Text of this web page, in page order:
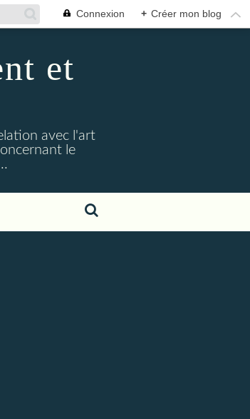
Connexion + Créer mon blog
et
avec l'art
le